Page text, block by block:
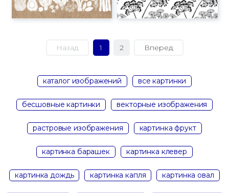
Назад 1 2 Вперед
каталог изображений все картинки
бесшовные картинки векторные изображения
растровые изображения картинка фрукт
картинка барашек картинка клевер
картинка дождь картинка капля картинка овал